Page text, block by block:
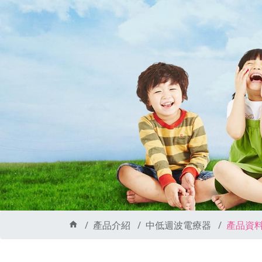
產品介紹 中低週波電療器 產品資